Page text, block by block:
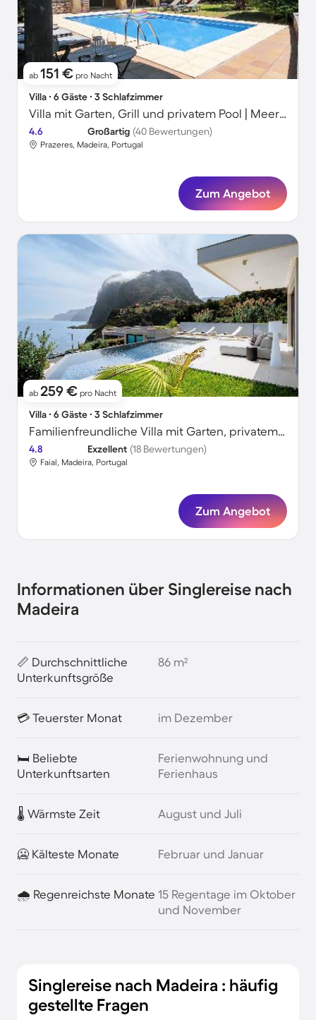
ab 151 € pro Nacht
Villa ∙ 6 Gäste ∙ 3 Schlafzimmer
Villa mit Garten, Grill und privatem Pool | Meerblick | Perfekt für die Arbeit von Zuhause
4.6 Großartig (40 Bewertungen)
Prazeres, Madeira, Portugal
Zum Angebot
ab 259 € pro Nacht
Villa ∙ 6 Gäste ∙ 3 Schlafzimmer
Familienfreundliche Villa mit Garten, privatem Pool und Grill | Meerblick
4.8 Exzellent (18 Bewertungen)
Faial, Madeira, Portugal
Zum Angebot
Informationen über Singlereise nach
Madeira
📏 Durchschnittliche
Unterkunftsgröße
86 m²
💳 Teuerster Monat im Dezember
🛏️ Beliebte
Unterkunftsarten
Ferienwohnung und
Ferienhaus
🌡️ Wärmste Zeit August und Juli
🥶 Kälteste Monate Februar und Januar
🌧️ Regenreichste Monate 15 Regentage im Oktober
und November
Singlereise nach Madeira : häufig
gestellte Fragen